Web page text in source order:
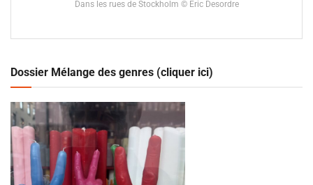
Dans les rues de Stockholm © Eric Desordre
Dossier Mélange des genres (cliquer ici)